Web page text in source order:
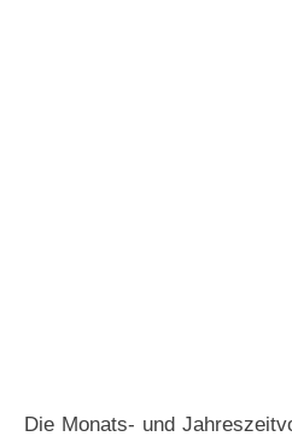
Die Monats- und